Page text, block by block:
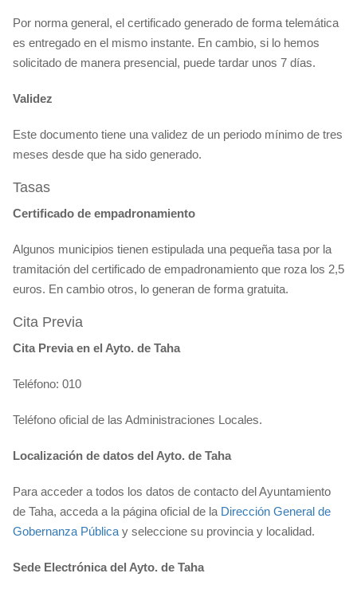
Por norma general, el certificado generado de forma telemática
es entregado en el mismo instante. En cambio, si lo hemos
solicitado de manera presencial, puede tardar unos 7 días.
Validez
Este documento tiene una validez de un periodo mínimo de tres
meses desde que ha sido generado.
Tasas
Certificado de empadronamiento
Algunos municipios tienen estipulada una pequeña tasa por la
tramitación del certificado de empadronamiento que roza los 2,5
euros. En cambio otros, lo generan de forma gratuita.
Cita Previa
Cita Previa en el Ayto. de Taha
Teléfono: 010
Teléfono oficial de las Administraciones Locales.
Localización de datos del Ayto. de Taha
Para acceder a todos los datos de contacto del Ayuntamiento
de Taha, acceda a la página oficial de la Dirección General de
Gobernanza Pública y seleccione su provincia y localidad.
Sede Electrónica del Ayto. de Taha